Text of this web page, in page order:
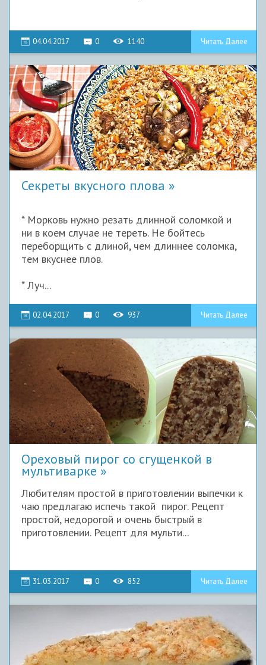
04.04.2017 0 1140 Читать Далее
Секреты вкусного плова
* Морковь нужно резать длинной соломкой и
ни в коем случае не тереть. Не бойтесь
переборщить с длиной, чем длиннее соломка,
тем вкуснее плов.
* Луч...
02.04.2017 0 937 Читать Далее
Ореховый пирог со сгущенкой в
мультиварке
Любителям простой в приготовлении выпечки к
чаю предлагаю испечь такой пирог. Рецепт
простой, недорогой и очень быстрый в
приготовлении. Рецепт для мульти...
31.03.2017 0 852 Читать Далее